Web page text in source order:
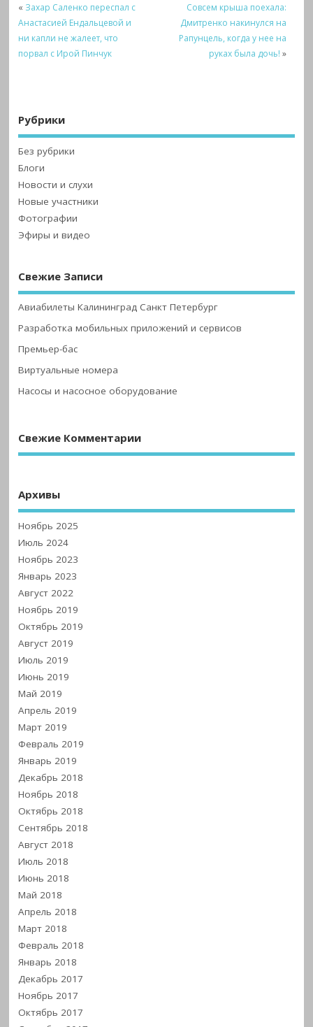
« Захар Саленко переспал с
Анастасией Ендальцевой и
ни капли не жалеет, что
порвал с Ирой Пинчук
Совсем крыша поехала:
Дмитренко накинулся на
Рапунцель, когда у нее на
руках была дочь! »
Рубрики
Без рубрики
Блоги
Новости и слухи
Новые участники
Фотографии
Эфиры и видео
Свежие Записи
Авиабилеты Калининград Санкт Петербург
Разработка мобильных приложений и сервисов
Премьер-бас
Виртуальные номера
Насосы и насосное оборудование
Свежие Комментарии
Архивы
Ноябрь 2025
Июль 2024
Ноябрь 2023
Январь 2023
Август 2022
Ноябрь 2019
Октябрь 2019
Август 2019
Июль 2019
Июнь 2019
Май 2019
Апрель 2019
Март 2019
Февраль 2019
Январь 2019
Декабрь 2018
Ноябрь 2018
Октябрь 2018
Сентябрь 2018
Август 2018
Июль 2018
Июнь 2018
Май 2018
Апрель 2018
Март 2018
Февраль 2018
Январь 2018
Декабрь 2017
Ноябрь 2017
Октябрь 2017